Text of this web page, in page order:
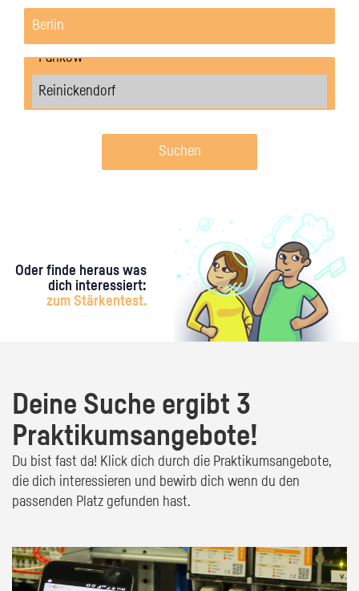
Suchen
Oder finde heraus was
dich interessiert:
zum Stärkentest.
Deine Suche ergibt 3
Praktikumsangebote!
Du bist fast da! Klick dich durch die Praktikumsangebote,
die dich interessieren und bewirb dich wenn du den
passenden Platz gefunden hast.